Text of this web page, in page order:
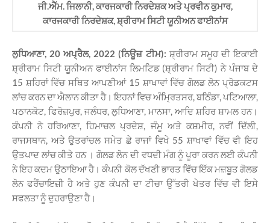
ਜੀ.ਐੱਮ. ਜਿਲਾਨੀ, ਕਾਰਜਕਾਰੀ ਨਿਰਦੇਸ਼ਕ ਅਤੇ ਪ੍ਰਵੀਨ ਕੁਮਾਰ,
ਕਾਰਜਕਾਰੀ ਨਿਰਦੇਸ਼ਕ, ਸ਼੍ਰੀਰਾਮ ਸਿਟੀ ਯੂਨੀਅਨ ਫਾਈਨਾਂਸ
ਲੁਧਿਆਣਾ, 20 ਅਪ੍ਰੈਲ, 2022 (ਨਿਊਜ਼ ਟੀਮ): ਸ਼੍ਰੀਰਾਮ ਸਮੂਹ ਦੀ ਇਕਾਈ
ਸ਼੍ਰੀਰਾਮ ਸਿਟੀ ਯੂਨੀਅਨ ਫਾਈਨਾਂਸ ਲਿਮਟਿਡ (ਸ਼੍ਰੀਰਾਮ ਸਿਟੀ) ਨੇ ਪੰਜਾਬ ਦੇ
15 ਸ਼ਹਿਰਾਂ ਵਿੱਚ ਸਥਿਤ ਆਪਣੀਆਂ 15 ਸ਼ਾਖਾਵਾਂ ਵਿੱਚ ਗੋਲਡ ਲੋਨ ਪ੍ਰੋਡਕਟਸ
ਲਾਂਚ ਕਰਨ ਦਾ ਐਲਾਨ ਕੀਤਾ ਹੈ। ਇਹਨਾਂ ਵਿਚ ਅੰਮ੍ਰਿਤਸਰ, ਬਠਿੰਡਾ, ਪਟਿਆਲਾ,
ਪਠਾਨਕੋਟ, ਫਿਰੋਜ਼ਪੁਰ, ਜਲੰਧਰ, ਲੁਧਿਆਣਾ, ਮਾਨਸਾ, ਆਦਿ ਸ਼ਹਿਰ ਸ਼ਾਮਲ ਹਨ।
ਕੰਪਨੀ ਨੇ ਹਰਿਆਣਾ, ਹਿਮਾਚਲ ਪ੍ਰਦੇਸ਼, ਜੰਮੂ ਅਤੇ ਕਸ਼ਮੀਰ, ਨਵੀਂ ਦਿੱਲੀ,
ਰਾਜਸਥਾਨ, ਅਤੇ ਉਤਰਾਂਚਲ ਸਮੇਤ ਛੇ ਰਾਜਾਂ ਵਿਖੇ 55 ਸ਼ਾਖਾਵਾਂ ਵਿੱਚ ਵੀ ਇਹ
ਉਤਪਾਦ ਲਾਂਚ ਕੀਤੇ ਹਨ । ਗੋਲਡ ਲੋਨ ਦੀ ਵਧਦੀ ਮੰਗ ਨੂੰ ਪੂਰਾ ਕਰਨ ਲਈ ਕੰਪਨੀ
ਨੇ ਇਹ ਕਦਮ ਉਠਾਇਆ ਹੈ। ਕੰਪਨੀ ਕੋਲ ਦੱਖਣੀ ਭਾਰਤ ਵਿੱਚ ਇੱਕ ਮਜ਼ਬੂਤ ​​ਗੋਲਡ
ਲੋਨ ਫਰੈਂਚਾਇਜ਼ੀ ਹੈ ਅਤੇ ਹੁਣ ਕੰਪਨੀ ਦਾ ਟੀਚਾ ਉੱਤਰੀ ਖੇਤਰ ਵਿੱਚ ਵੀ ਇਸੇ
ਸਫਲਤਾ ਨੂੰ ਦੁਹਰਾਉਣਾ ਹੈ।